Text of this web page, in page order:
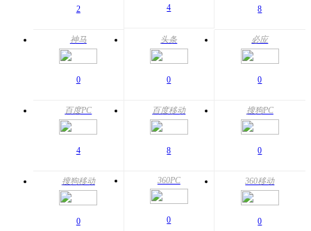
2 4 8
神马
0
头条
0
必应
0
百度PC
4
百度移动
8
搜狗PC
0
搜狗移动
0
360PC
0
360移动
0